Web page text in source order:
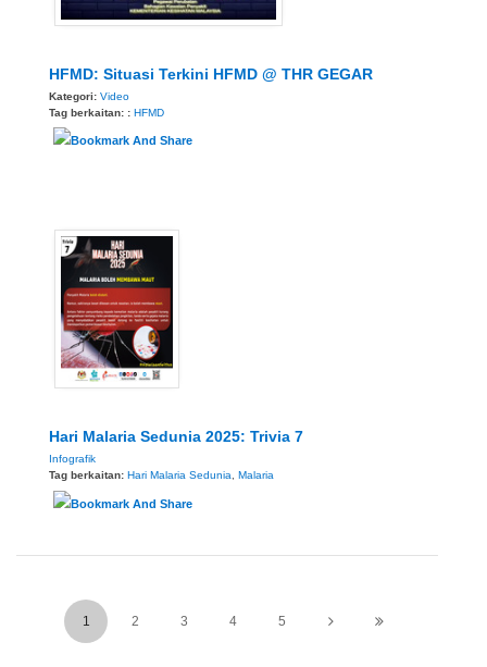
HFMD: Situasi Terkini HFMD @ THR GEGAR
Kategori: Video
Tag berkaitan: : HFMD
Hari Malaria Sedunia 2025: Trivia 7
Infografik
Tag berkaitan: Hari Malaria Sedunia, Malaria
1 2 3 4 5